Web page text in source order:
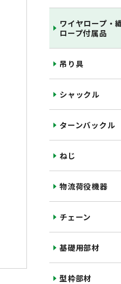
ワイヤロープ・
ロープ付属品
吊り具
シャックル
ターンバックル
ねじ
物流荷役機器
チェーン
基礎用部材
型枠部材